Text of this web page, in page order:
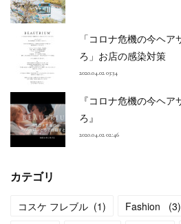
「コロナ危機の今ヘ
ろ」お店の感染対策
2020.04.02 03:34
『コロナ危機の今ヘ
ろ』
2020.04.02 02:46
カテゴリ
コスケ フレブル (1) Fashion (3)